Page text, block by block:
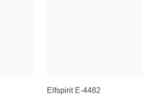
Elfspirit E-4482